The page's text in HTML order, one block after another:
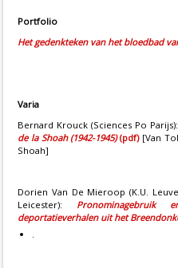
Portfolio
Het gedenkteken van het bloedbad
Varia
Bernard Krouck (Sciences Po Parijs):
de la Shoah (1942-1945)(pdf)[Van
Shoah]
Dorien Van De Mieroop (K.U.
Leicester): Pronominagebruik
deportatieverhalen uit het
.